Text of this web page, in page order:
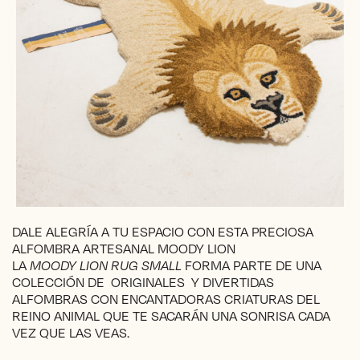
DALE ALEGRÍA A TU ESPACIO CON ESTA PRECIOSA
ALFOMBRA ARTESANAL MOODY LION
LAMOODY LION RUG SMALL FORMA PARTE DE UNA
COLECCIÓN DE ORIGINALES Y DIVERTIDAS
ALFOMBRAS CON ENCANTADORAS CRIATURAS DEL
REINO ANIMAL QUE TE SACARÁN UNA SONRISA CADA
VEZ QUE LAS VEAS.